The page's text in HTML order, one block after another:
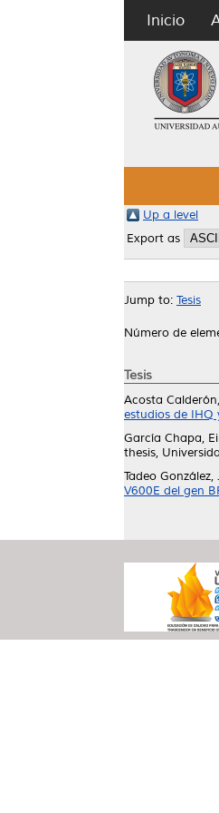
Inicio
Up a level
Export as
Jump to: Tesis
Número de
Tesis
Acosta
estudios de IHQ
García Chapa,
thesis,
Tadeo
V600E del gen